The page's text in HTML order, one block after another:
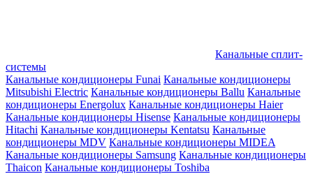
Канальные сплит-
системы
Канальные кондиционеры Funai Канальные кондиционеры
Mitsubishi Electric Канальные кондиционеры Ballu Канальные
кондиционеры Energolux Канальные кондиционеры Haier
Канальные кондиционеры Hisense Канальные кондиционеры
Hitachi Канальные кондиционеры Kentatsu Канальные
кондиционеры MDV Канальные кондиционеры MIDEA
Канальные кондиционеры Samsung Канальные кондиционеры
Thaicon Канальные кондиционеры Toshiba